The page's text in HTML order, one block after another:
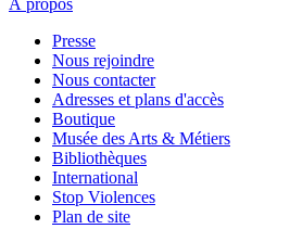
Presse
Nous rejoindre
Nous contacter
Adresses et plans d'accès
Boutique
Musée des Arts & Métiers
Bibliothèques
International
Stop Violences
Plan de site